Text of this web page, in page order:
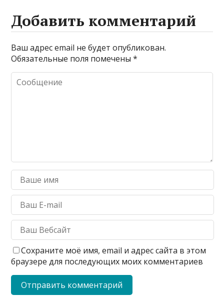
Добавить комментарий
Ваш адрес email не будет опубликован.
Обязательные поля помечены*
Сохраните моё имя, email и адрес сайта в этом
браузере для последующих моих комментариев